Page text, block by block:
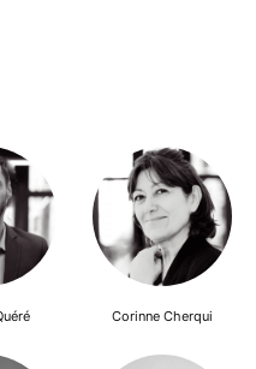
Corinne Cherqui